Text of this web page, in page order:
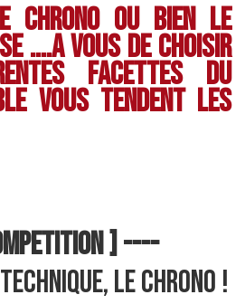
chrono ou bien le
....A vous de choisir
facettes du
vous tendent les
] ----
le chrono !